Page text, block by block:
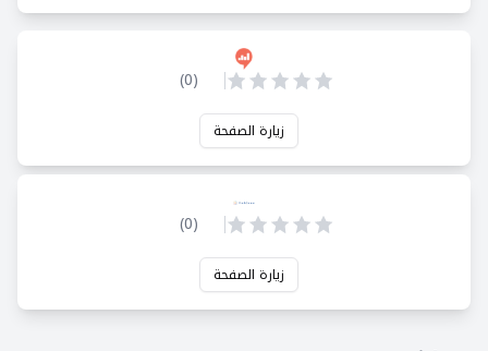
(
0
)
زيارة الصفحة
(
0
)
زيارة الصفحة